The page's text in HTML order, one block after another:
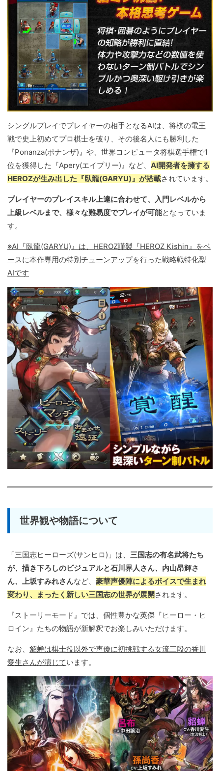
シングルプレイでプレイヤーの相手となるAIは、将棋の電王
戦で史上初めてプロ棋士を破り、その後名人にも勝利した
『Ponanza(ポナンザ)』や、世界コンピュータ将棋選手権で1
位を獲得した『Apery(エイプリー)』など、 AI開発者を擁する
HEROZが生み出した『臥龍(GARYU)』が搭載されています。
プレイヤーのプレイスキル上達に合わせて、入門レベルから
上級レベルまで、様々な難易度でプレイが可能となっていま
す。
※AI『臥龍(GARYU)』は、HEROZ謹製『HEROZ Kishin』をベ
ースに本作専用の特別チューンアップを行った戦略戦特化型
AIです
世界観や物語について
「三国志ヒーローズ(サンヒロ)」は、 三国志の有名武将たち
が、描き下ろしのビジュアルと石川界人さん、内山昂輝さ
ん、上坂すみれさんなど、 豪華声優陣によるボイスで生まれ
変わり、まったく新しい三国志の世界が展開されます。
『ストーリーモード』では、個性豊かな英傑『ヒーロー・ヒ
ロイン』たちの物語が新解釈でお楽しみいただけます。
なお、 貂蝉は棋士役以外で声優に初挑戦する女流三段の香川
愛生さんが演じています。